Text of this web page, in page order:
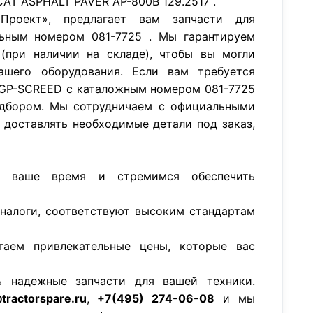
предлагает вам запчасти для
номером 081-7725 . Мы гарантируем
наличии на складе), чтобы вы могли
оборудования. Если вам требуется
SCREED с каталожным номером 081-7725
Мы сотрудничаем с официальными
необходимые детали под заказ,
время и стремимся обеспечить
соответствуют высоким стандартам
привлекательные цены, которые вас
надежные запчасти для вашей техники.
, +7(495) 274-06-08 и мы